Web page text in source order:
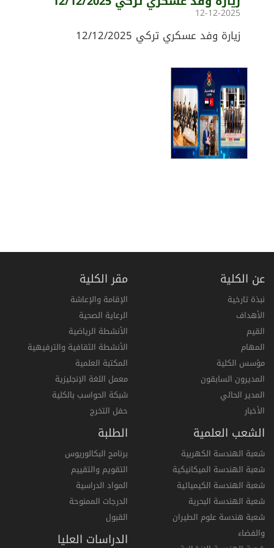
12-12-2025
زيارة وفد عسكري تركي 12/12/2025
عن الكلية
نبذة تارخية
الأهداف
القيم
المهام
مؤسس الكلية
المديرون السابقون
المدير الحالي
الأخبار
مقر الكلية
الإقامة والإعاشة
الرعاية الصحية
الأنشطة الرياضية
الأنشطة الثقافية والترفيهية
المكتبة العلمية
معمل اللغة الإنجليزية
شبكة الحواسب بالكلية
حفل التخرج
الشعب العلمية
شعبة الهندسة الكهربية
شعبة الهندسة الميكانيكية
شعبة الهندسة الكيميائية
شعبة الهندسة البحرية
شعبة هندسة علوم الطيران
والفضاء
الطلبة
برنامج البكالوريوس
التقويم والتقييم
المواد الدراسية
الدرجات الممنوحة
القبول
الدراسات العليا